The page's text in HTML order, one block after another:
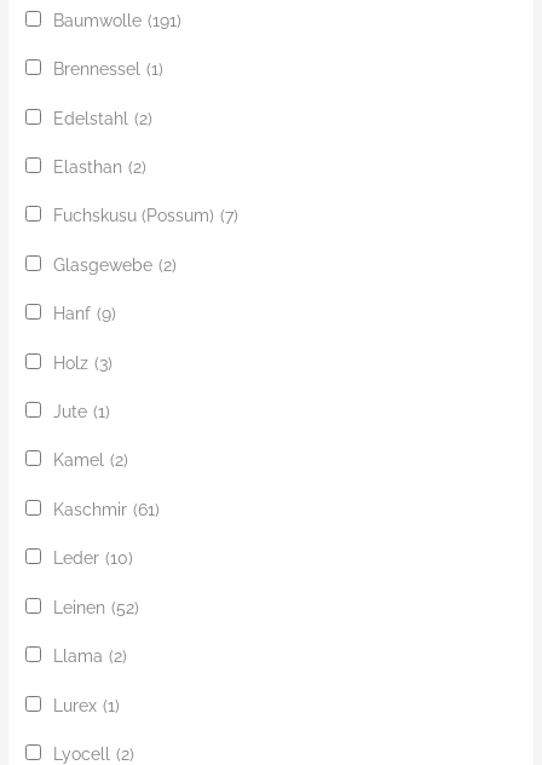
Baumwolle (191)
Brennessel (1)
Edelstahl (2)
Elasthan (2)
Fuchskusu (Possum) (7)
Glasgewebe (2)
Hanf (9)
Holz (3)
Jute (1)
Kamel (2)
Kaschmir (61)
Leder (10)
Leinen (52)
Llama (2)
Lurex (1)
Lyocell (2)